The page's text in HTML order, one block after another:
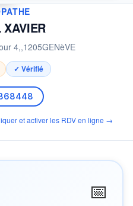
XAVIER
4,,1205GENèVE
✓ Vérifié
et activer les RDV en ligne →
📅